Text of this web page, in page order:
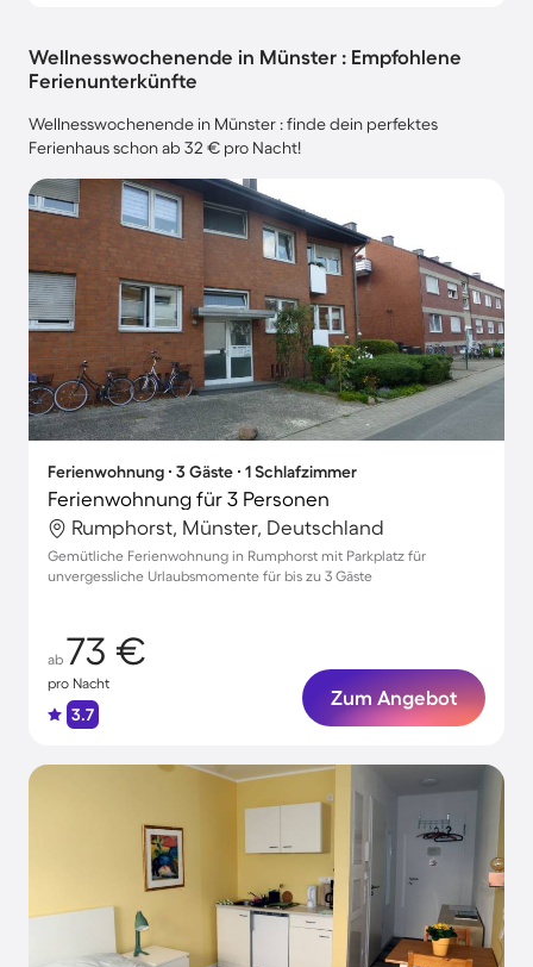
Wellnesswochenende in Münster : Empfohlene
Ferienunterkünfte
Wellnesswochenende in Münster : finde dein perfektes
Ferienhaus schon ab 32 € pro Nacht!
Ferienwohnung ∙ 3 Gäste ∙ 1 Schlafzimmer
Ferienwohnung für 3 Personen
Rumphorst, Münster, Deutschland
Gemütliche Ferienwohnung in Rumphorst mit Parkplatz für
unvergessliche Urlaubsmomente für bis zu 3 Gäste
ab 73 €
pro Nacht
3.7
Zum Angebot